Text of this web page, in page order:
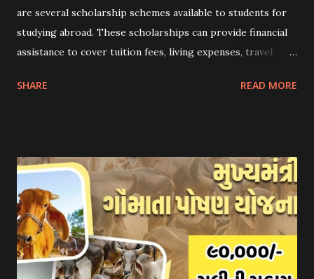
are several scholarship schemes available to students for
studying abroad. These scholarships can provide financial
assistance to cover tuition fees, living expenses, travel
scholarship schemes that students can explore: 1.
Scholarships (United Kingdom) - Erasmus+ Program
(European Union) 2. University Scholarships: Most
universities have their own scholarship programs for
international students. These scholarships are often based
on academic merit, talent, or specific criteria set by the
university. 3. Private Scholarships: Various private
SHARE READ MORE